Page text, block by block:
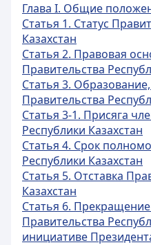
Глава I. Общие
Статья 1. Статус
Казахстан
Статья 2. Правовая
Правительства
Статья 3.
Правительства
Статья 3-1. Присяга
Республики Казахстан
Статья 4. Срок
Республики Казахстан
Статья 5. Отставка
Казахстан
Статья 6.
Правительства
инициативе